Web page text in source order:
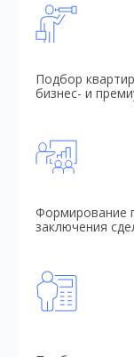
Подбор
бизнес- и
Формирование
заключения